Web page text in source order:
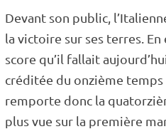
Devant son public,
la victoire sur ses terres.
score qu’il fallait
créditée du onzième
remporte donc la
plus vue sur la première